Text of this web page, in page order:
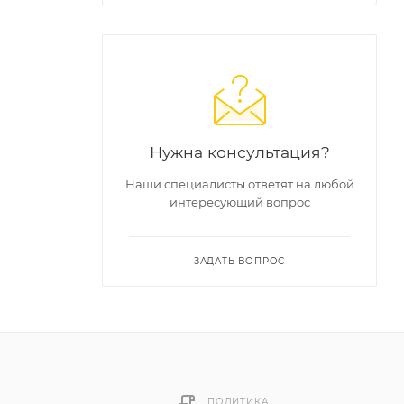
Нужна консультация?
Наши специалисты ответят на любой
интересующий вопрос
ЗАДАТЬ ВОПРОС